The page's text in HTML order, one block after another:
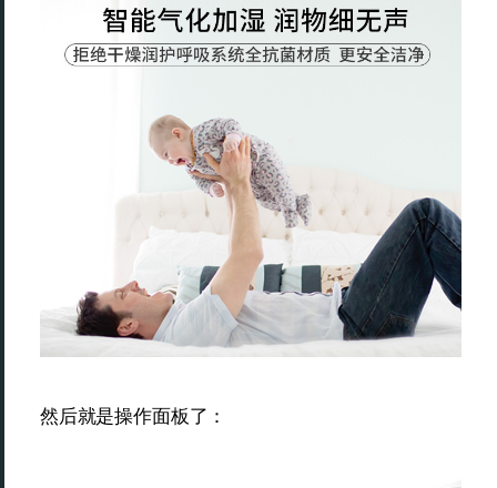
然后就是操作面板了：